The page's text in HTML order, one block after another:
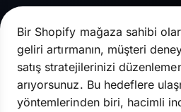
Bir Shopify mağaza sahibi
geliri artırmanın, müşteri
satış stratejilerinizi
arıyorsunuz. Bu hedeflere
yöntemlerinden biri, hacimli